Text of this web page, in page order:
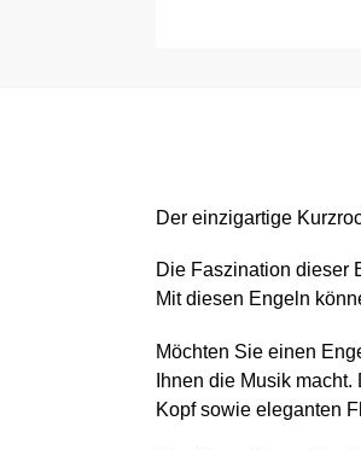
Der einzigartige
Die Faszination dieser
Mit diesen Engeln
Möchten Sie einen
Ihnen die Musik
Kopf sowie eleganten